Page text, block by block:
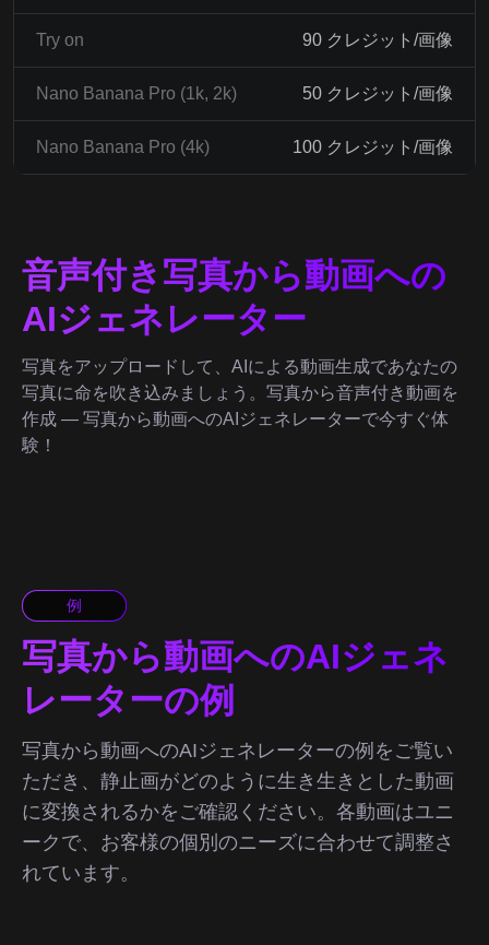
Try on 90 クレジット/画像
Nano Banana Pro (1k, 2k) 50 クレジット/画像
Nano Banana Pro (4k) 100 クレジット/画像
音声付き写真から動画への
AIジェネレーター
写真をアップロードして、AIによる動画生成であなたの
写真に命を吹き込みましょう。写真から音声付き動画を
作成 ― 写真から動画へのAIジェネレーターで今すぐ体
験！
例
写真から動画へのAIジェネ
レーターの例
写真から動画へのAIジェネレーターの例をご覧い
ただき、静止画がどのように生き生きとした動画
に変換されるかをご確認ください。各動画はユニ
ークで、お客様の個別のニーズに合わせて調整さ
れています。